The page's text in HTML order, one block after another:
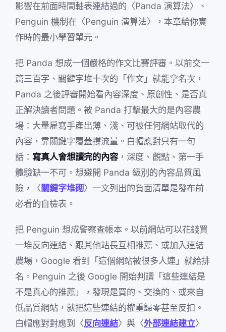
影響在前面時間軸表連結過的〈Panda 演算法〉、
Penguin 機制在〈Penguin 演算法〉，本章給你實
作時的最小學習單元。
把 Panda 想成一個嚴格的作文比賽評審。以前交一
篇三百字、關鍵字堆十次的「作文」就能拿名次，
Panda 之後評審開始看內容深度、原創性、是否真
正解決讀者問題。被 Panda 打擊最大的是內容農
場：大量雇寫手產出薄、淺、可被任何網站取代的
內容，靠關鍵字覆蓋撐流量。白帽應對只有一句
話： 寫真人會想讀完的內容，深度、觀點、第一手
體驗缺一不可。想避開 Panda 級別的內容品質風
險，〈關鍵字堆砌〉一文列出的負面清單是發布前
必看的自檢表。
把 Penguin 想成警察查帳本。以前網站可以花錢買
一堆反向連結、跟其他站長互相推薦、或加入連結
農場，Google 看到「這個網站被很多人連」就給排
名。Penguin 之後 Google 開始判讀「這些連結是
不是真心的推薦」，發現是買的、交換的、或來自
低品質網站，就把這些連結的權重歸零甚至反扣。
白帽應對對應到〈反向連結〉與〈外部連結建立〉